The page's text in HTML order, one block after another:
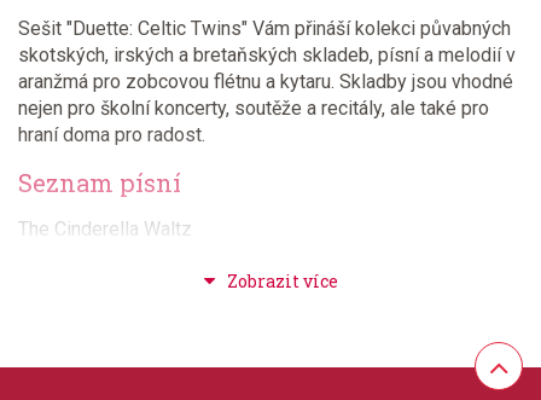
Sešit "Duette: Celtic Twins" Vám přináší kolekci půvabných
skotských, irských a bretaňských skladeb, písní a melodií v
aranžmá pro zobcovou flétnu a kytaru. Skladby jsou vhodné
nejen pro školní koncerty, soutěže a recitály, ale také pro
hraní doma pro radost.
Seznam písní
The Cinderella Waltz
The Scotchman's Bonnet